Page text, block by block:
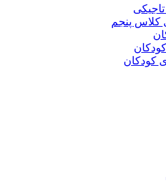
کلاس پنجم
کودکان